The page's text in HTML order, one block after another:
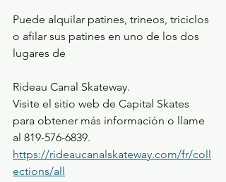
Puede alquilar patines, trineos, triciclos
o afilar sus patines en uno de los dos
lugares de
Rideau Canal Skateway.
Visite el sitio web de Capital Skates
para obtener más información o llame
al 819-576-6839.
https://rideaucanalskateway.com/fr/coll
ections/all